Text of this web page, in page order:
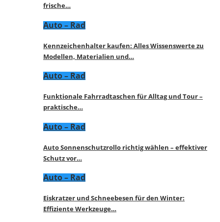
frische…
Auto – Rad
Kennzeichenhalter kaufen: Alles Wissenswerte zu
Modellen, Materialien und…
Auto – Rad
Funktionale Fahrradtaschen für Alltag und Tour –
praktische…
Auto – Rad
Auto Sonnenschutzrollo richtig wählen – effektiver
Schutz vor…
Auto – Rad
Eiskratzer und Schneebesen für den Winter:
Effiziente Werkzeuge…